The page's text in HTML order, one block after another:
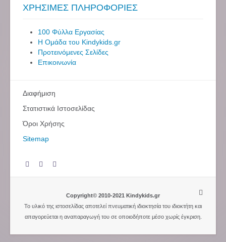
ΧΡΗΣΙΜΕΣ ΠΛΗΡΟΦΟΡΙΕΣ
100 Φύλλα Εργασίας
Η Ομάδα του Kindykids.gr
Προτεινόμενες Σελίδες
Επικοινωνία
Διαφήμιση
Στατιστικά Ιστοσελίδας
Όροι Χρήσης
Sitemap
Copyright© 2010-2021 Kindykids.gr
Το υλικό της ιστοσελίδας αποτελεί πνευματική ιδιοκτησία του ιδιοκτήτη και
απαγορεύεται η αναπαραγωγή του σε οποιοδήποτε μέσο χωρίς έγκριση.